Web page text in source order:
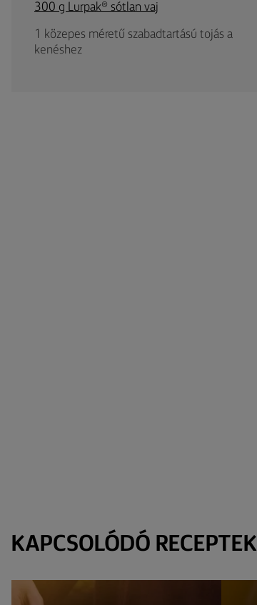
300 g Lurpak® sótlan vaj
1 közepes méretű szabadtartású tojás a
kenéshez
KAPCSOLÓDÓ RECEPTEK